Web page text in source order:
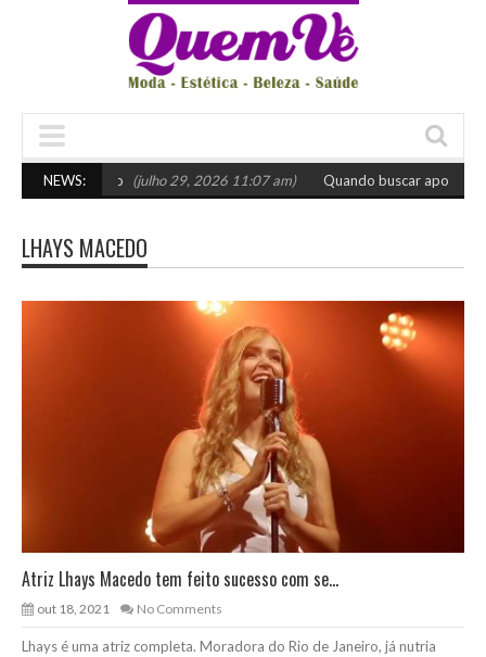
NEWS:
o certo (julho 29, 2026 11:07 am) Quando buscar apoio
LHAYS MACEDO
Atriz Lhays Macedo tem feito sucesso com se...
out 18, 2021 No Comments
Lhays é uma atriz completa. Moradora do Rio de Janeiro, já nutria